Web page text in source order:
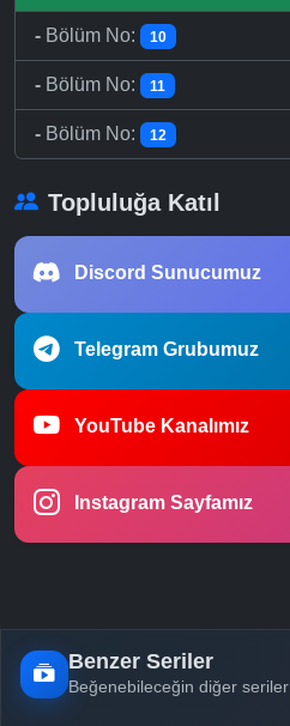
- Bölüm No: 10
- Bölüm No: 11
- Bölüm No: 12
Topluluğa Katıl
Discord Sunucumuz
Telegram Grubumuz
YouTube Kanalımız
Instagram Sayfamız
Benzer Seriler
Beğenebileceğin diğer seriler